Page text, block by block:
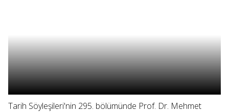
Tarih Söyleşileri'nin 295. bölümünde Prof. Dr. Mehmet